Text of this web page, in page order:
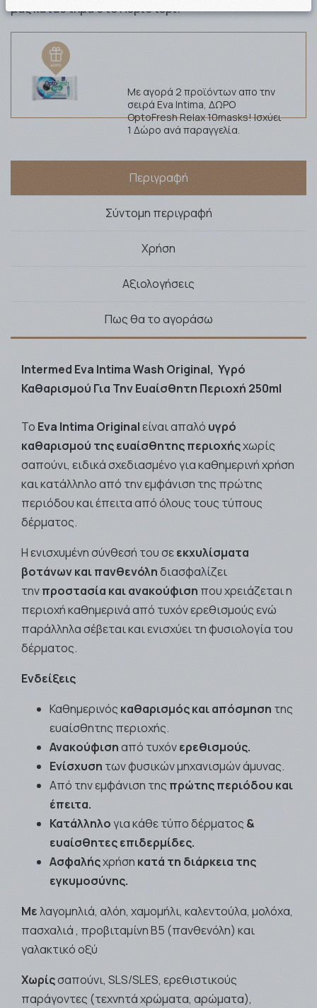
μας κατάστημα στο Περιστέρι!
Με αγορά 2 προϊόντων απο την
σειρά Eva Intima, ΔΩΡΟ
OptoFresh Relax 10masks! Ισχύει
1 Δώρο ανά παραγγελία.
Περιγραφή
Σύντομη περιγραφή
Χρήση
Αξιολογήσεις
Πως θα το αγοράσω
Intermed Eva Intima Wash Original, Υγρό
Καθαρισμού Για Την Ευαίσθητη Περιοχή 250ml
Το Eva Intima Originalείναι απαλό υγρό
καθαρισμού της ευαίσθητης περιοχήςχωρίς
σαπούνι, ειδικά σχεδιασμένο για καθημερινή χρήση
και κατάλληλο από την εμφάνιση της πρώτης
περιόδου και έπειτα από όλους τους τύπους
δέρματος.
Η ενισχυμένη σύνθεσή του σεεκχυλίσματα
βοτάνων και πανθενόληδιασφαλίζει
τηνπροστασία και ανακούφιση που χρειάζεται η
περιοχή καθημερινά από τυχόν ερεθισμούς ενώ
παράλληλα σέβεται και ενισχύει τη φυσιολογία του
δέρματος.
Ενδείξεις
Καθημερινός καθαρισμός και απόσμηση της
ευαίσθητης περιοχής.
Ανακούφισηαπό τυχόνερεθισμούς.
Ενίσχυση των φυσικών μηχανισμών άμυνας.
Από την εμφάνιση της πρώτης περιόδου και
έπειτα.
Κατάλληλογια κάθε τύπο δέρματος &
ευαίσθητες επιδερμίδες.
Ασφαλήςχρήση κατά τη διάρκεια της
εγκυμοσύνης.
Μελαγομηλιά, αλόη, χαμομήλι, καλεντούλα, μολόχα,
πασχαλιά , προβιταμίνη B5 (πανθενόλη) και
γαλακτικό οξύ
Χωρίςσαπούνι, SLS/SLES, ερεθιστικούς
παράγοντες (τεχνητά χρώματα, αρώματα),